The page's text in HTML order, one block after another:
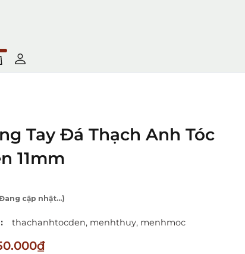
Tay Đá Thạch Anh Tóc
11mm
cập nhật...)
thachanhtocden, menhthuy, menhmoc